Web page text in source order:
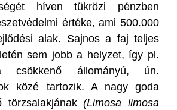
híven tükrözi pénzben
értéke, ami 500.000
alak. Sajnos a faj teljes
sem jobb a helyzet, így pl.
csökkenő állományú, ún.
közé tartozik. A nagy goda
törzsalakjának(Limosa limosa